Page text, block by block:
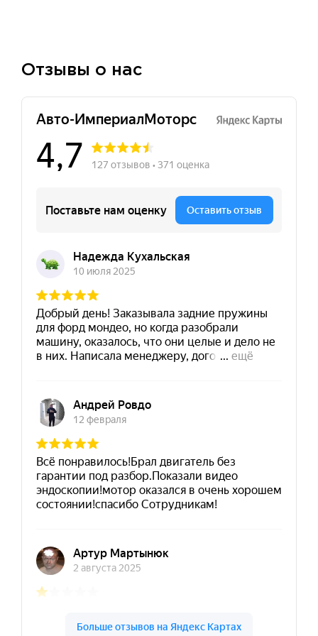
Отзывы о нас